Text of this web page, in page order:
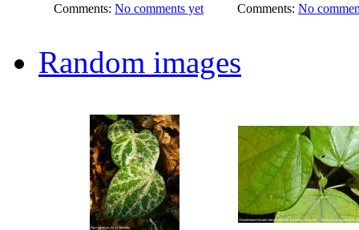
Comments: No comments yet Comments: No
Random images